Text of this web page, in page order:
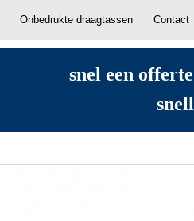
Onbedrukte draagtassen Contact
snel een